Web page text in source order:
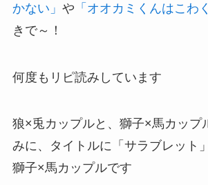
かない」 や 「オオカミくんはこわ
きで～！
何度もリピ読みしています
狼×兎カップルと、獅子×馬カップ
みに、タイトルに「サラブレット
獅子×馬カップルです